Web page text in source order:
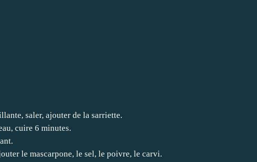
saler, ajouter de la sarriette.
cuire 6 minutes.
le mascarpone, le sel, le poivre, le carvi.